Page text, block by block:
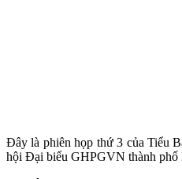
Đây là phiên họp thứ 3 của Tiểu
hội Đại biểu GHPGVN thành phố